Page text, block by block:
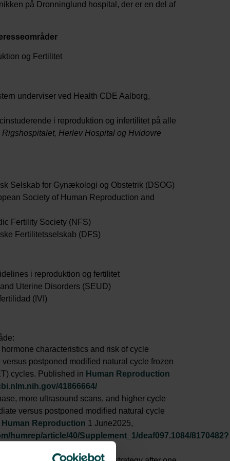
på Dronninglund hospital, der er en del af
og Fertilitet
underviser ved Health CDE Aalborg,
i reproduktion og infertilitet på alle
Rigshospitalet, Herlev Hospital og Hvidovre
Selskab for Gynækologi og Obstetrik (DSOG)
Society of Human Reproduction and
Fertility Society (NFS)
Fertilitetsselskab (DFS)
i reproduktion og fertilitet
Uterine Disorders (SEUD)
(IVI)
characteristics and risk of cycle
postponed modified natural cycle frozen
cycles. Published in Human Reproduction
41866664/
more ultrasound scans, and higher cycle
versus postponed modified natural cycle
Human Reproduction 1 June2025,
humrep/article/40/Supplement_1/deaf097.1084/8170482?